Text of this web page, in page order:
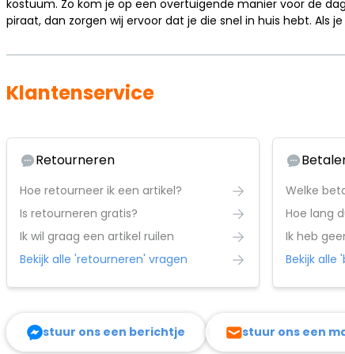
kostuum. Zo kom je op een overtuigende manier voor de
piraat, dan zorgen wij ervoor dat je die snel in huis hebt.
Klantenservice
Retourneren
Hoe retourneer ik een artikel?
Is retourneren gratis?
Ik wil graag een artikel ruilen
Bekijk alle 'retourneren' vragen
Welke
Ik heb
Bekijk alle
stuur ons een berichtje stuur ons een